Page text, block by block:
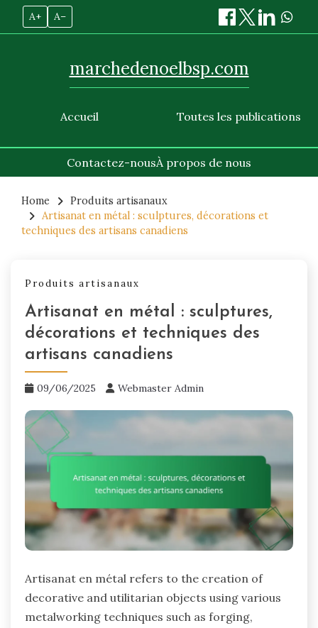
A+ A–
Accueil
marchedenoelbsp.com
Toutes les publications
Contactez-nousÀ propos de nous
content
Home
Produits artisanaux
Artisanat en métal : sculptures, décorations et
techniques des artisans canadiens
Produits artisanaux
Artisanat en métal : sculptures,
décorations et techniques des
artisans canadiens
09/06/2025 Webmaster Admin
Artisanat en métal refers to the creation of
decorative and utilitarian objects using various
metalworking techniques such as forging,